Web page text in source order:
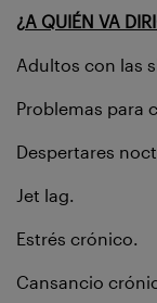
¿A QUIÉN VA
Adultos con las
Problemas para
Despertares
Jet lag.
Estrés crónico.
Cansancio